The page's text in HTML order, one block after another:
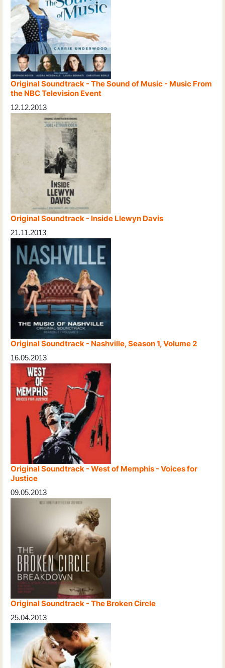
Original Soundtrack - The Sound of Music - Music From
the NBC Television Event
12.12.2013
Original Soundtrack - Inside Llewyn Davis
21.11.2013
Original Soundtrack - Nashville, Season 1, Volume 2
16.05.2013
Original Soundtrack - West of Memphis - Voices for
Justice
09.05.2013
Original Soundtrack - The Broken Circle
25.04.2013